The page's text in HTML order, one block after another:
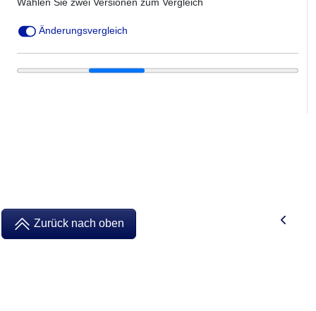
Änderungsvergleich
Zurück nach oben